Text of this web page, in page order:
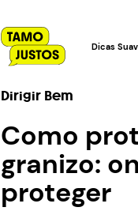
Dicas
Dirigir Bem
Como
granizo:
proteger